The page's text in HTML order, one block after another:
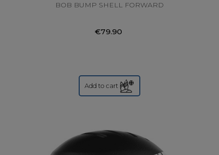
BOB BUMP SHELL FORWARD
€79.90
Add to cart